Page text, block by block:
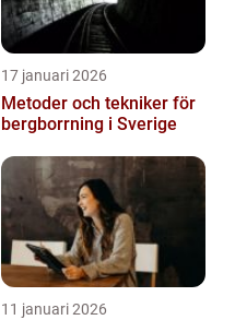
17 januari 2026
Metoder och tekniker för
bergborrning i Sverige
11 januari 2026